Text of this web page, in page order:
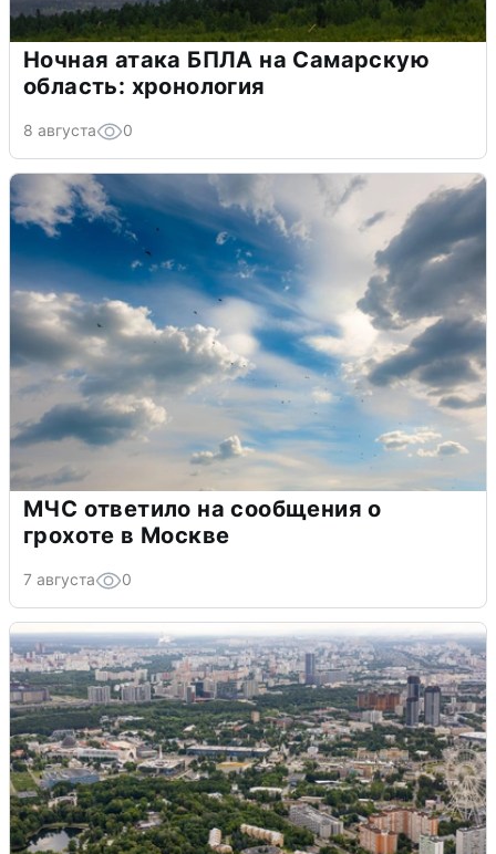
Ночная атака БПЛА на Самарскую
область: хронология
8 августа 0
МЧС ответило на сообщения о
грохоте в Москве
7 августа 0